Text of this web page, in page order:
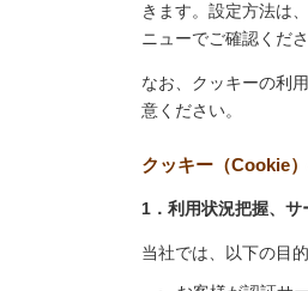
きます。設定方法は
ニューでご確認くださ
なお、クッキーの利
意ください。
クッキー（Cookie
1．利用状況把握、サ
当社では、以下の目